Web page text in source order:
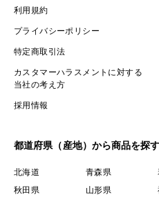
利用規約
プライバシーポリシー
特定商取引法
カスタマーハラスメントに対する
当社の考え方
採用情報
都道府県（産地）から商品を探す
北海道 青森県
秋田県
山形県